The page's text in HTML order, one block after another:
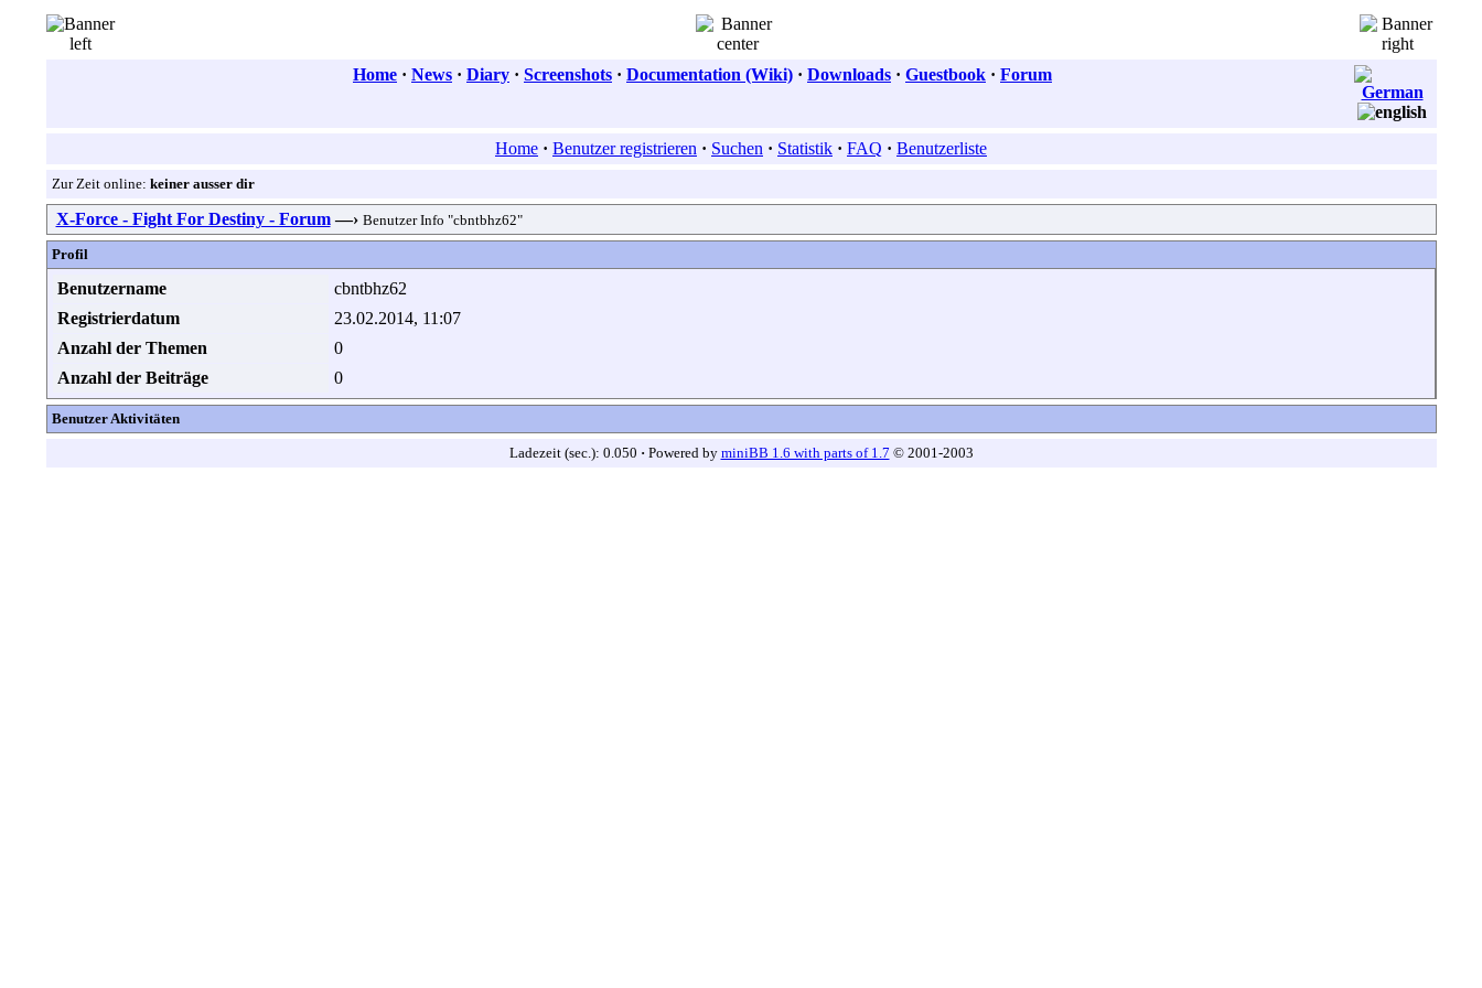
Home · News · Diary · Screenshots · Documentation (Wiki) · Downloads · Guestbook · Forum
Home · Benutzer registrieren · Suchen · Statistik · FAQ · Benutzerliste
Zur Zeit online: keiner ausser dir
X-Force - Fight For Destiny - Forum —› Benutzer Info "cbntbhz62"
Profil
Benutzername
cbntbhz62
Registrierdatum
23.02.2014, 11:07
Anzahl der Themen
0
Anzahl der Beiträge
0
Benutzer Aktivitäten
Ladezeit (sec.): 0.050 · Powered by miniBB 1.6 with parts of 1.7 © 2001-2003